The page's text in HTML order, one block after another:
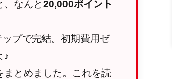
、なんと20,000ポイント
プで完結。初期費用ゼ
♪
とめました。これを読